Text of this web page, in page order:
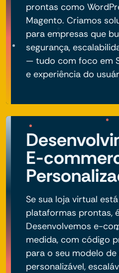
prontas como
Magento. Criamos
para empresas que
segurança,
— tudo com foco em
e experiência do
E-
Se sua loja virtual
plataformas prontas,
Desenvolvemos e-
medida, com código
para o seu modelo
personalizável,